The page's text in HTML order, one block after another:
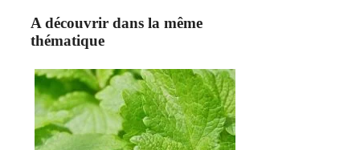
A découvrir dans la même
thématique